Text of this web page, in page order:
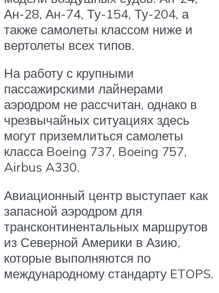
Ан-28, Ан-74, Ту-154, Ту-204, а
также самолеты классом ниже и
вертолеты всех типов.
На работу с крупными
пассажирскими лайнерами
аэродром не рассчитан, однако в
чрезвычайных ситуациях здесь
могут приземлиться самолеты
класса Boeing 737, Boeing 757,
Airbus A330.
Авиационный центр выступает как
запасной аэродром для
трансконтинентальных маршрутов
из Северной Америки в Азию,
которые выполняются по
международному стандарту ETOPS.